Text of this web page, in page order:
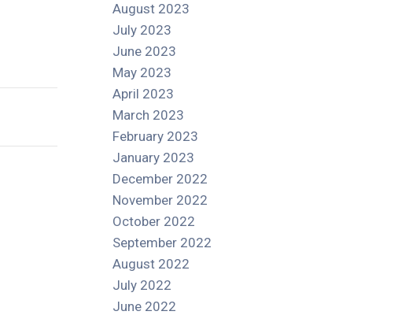
August 2023
July 2023
June 2023
May 2023
April 2023
March 2023
February 2023
January 2023
December 2022
November 2022
October 2022
September 2022
August 2022
July 2022
June 2022